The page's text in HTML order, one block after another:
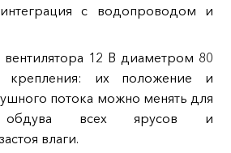
с водопроводом и
вентилятора 12 В диаметром 80
их положение и
потока можно менять для
обдува всех ярусов и
влаги.